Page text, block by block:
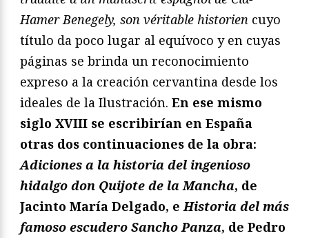
Hamer Benegely, son véritable historien cuyo
título da poco lugar al equívoco y en cuyas
páginas se brinda un reconocimiento
expreso a la creación cervantina desde los
ideales de la Ilustración. En ese mismo
siglo XVIII se escribirían en España
otras dos continuaciones de la obra:
Adiciones a la historia del ingenioso
hidalgo don Quijote de la Mancha, de
Jacinto María Delgado, e Historia del más
famoso escudero Sancho Panza, de Pedro